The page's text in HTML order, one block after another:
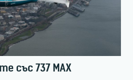
със 737 MAX